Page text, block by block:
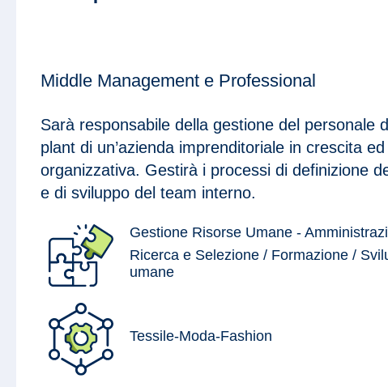
Middle Management e Professional
Sarà responsabile della gestione del personale
plant di un’azienda imprenditoriale in crescita
organizzativa. Gestirà i processi di definizione
e di sviluppo del team interno.
Gestione Risorse Umane -
Ricerca e Selezione / Formazione /
umane
Tessile-Moda-Fashion